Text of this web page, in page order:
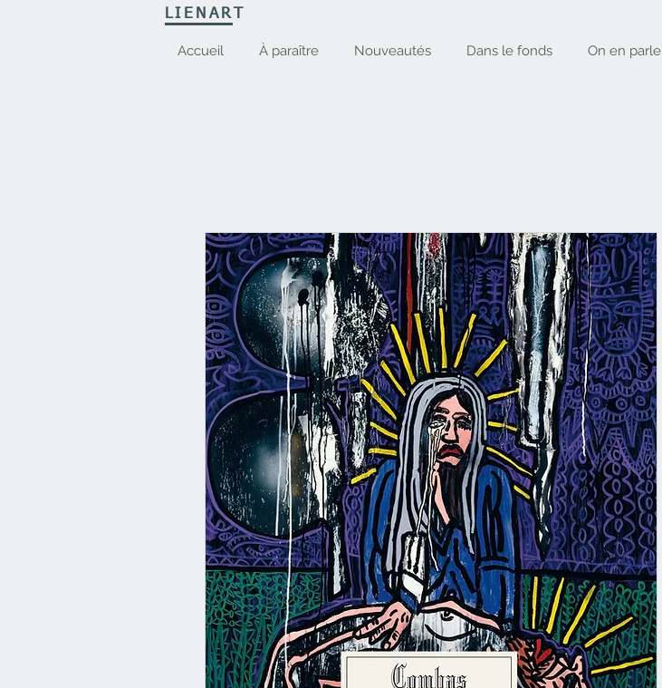
LIENART
Accueil À paraître Nouveautés Dans le fonds On en parle